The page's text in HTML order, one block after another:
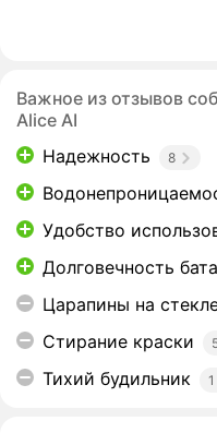
Важное из отзывов
Alice AI
Надежность
8
Удобство
Долговечность
Царапины на
Стирание краски
Тихий будильник 1